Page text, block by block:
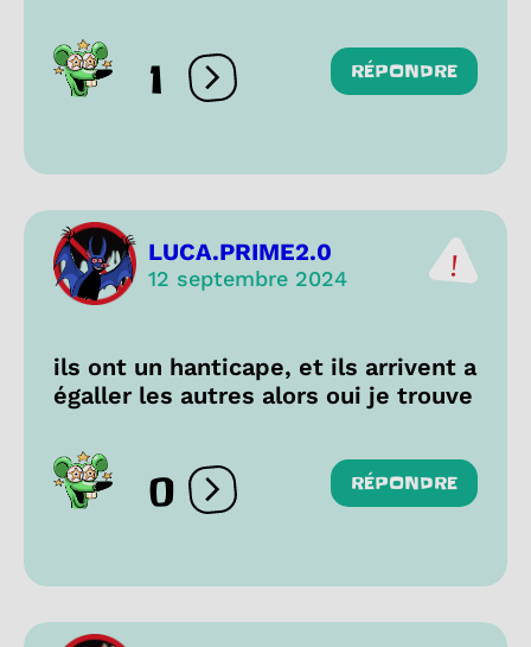
1 Ouvrir les réactions
RÉPONDRE
LUCA.PRIME2.0
12 septembre 2024
ils ont un hanticape, et ils arrivent a
égaller les autres alors oui je trouve
0 Ouvrir les réactions
RÉPONDRE